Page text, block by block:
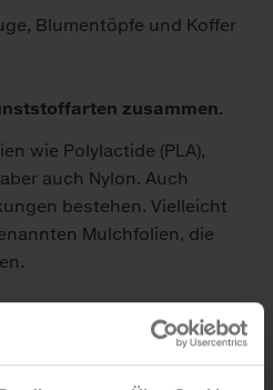
Blumentöpfe und Koffer
zusammen.
wie Polylactide (PLA),
auch Nylon. Auch
bestehen. Vielleicht
Mulchfolien, die
Codes für
es knapp 100 solcher